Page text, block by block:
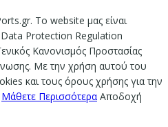
Το website μας είναι
Protection Regulation
Κανονισμός Προστασίας
Με την χρήση αυτού του
και τους όρους χρήσης για την
Μάθετε Περισσότερα Αποδοχή